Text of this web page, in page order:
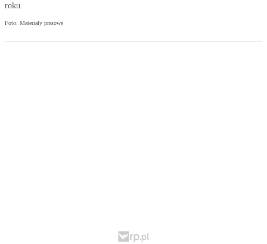
roku.
Foto: Materiały prasowe